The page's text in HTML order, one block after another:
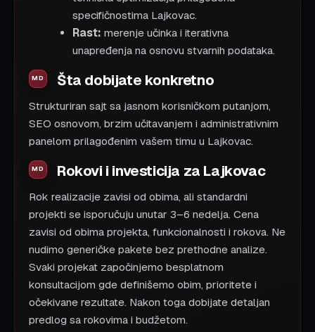
specifičnostima Lajkovac.
Rast: merenje učinka i iterativna
unapređenja na osnovu stvarnih podataka.
Šta dobijate konkretno
Strukturiran sajt sa jasnom korisničkom putanjom,
SEO osnovom, brzim učitavanjem i administrativnim
panelom prilagođenim vašem timu u Lajkovac.
Rokovi i investicija za Lajkovac
Rok realizacije zavisi od obima, ali standardni
projekti se isporučuju unutar 3–6 nedelja. Cena
zavisi od obima projekta, funkcionalnosti i rokova. Ne
nudimo generičke pakete bez prethodne analize.
Svaki projekat započinjemo besplatnom
konsultacijom gde definišemo obim, prioritete i
očekivane rezultate. Nakon toga dobijate detaljan
predlog sa rokovima i budžetom.